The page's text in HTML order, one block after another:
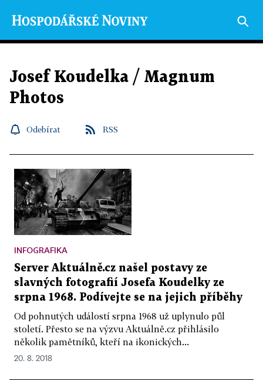
Josef Koudelka / Magnum
Photos
Odebírat RSS
INFOGRAFIKA
Server Aktuálně.cz našel postavy ze
slavných fotografií Josefa Koudelky ze
srpna 1968. Podívejte se na jejich příběhy
Od pohnutých událostí srpna 1968 už uplynulo půl
století. Přesto se na výzvu Aktuálně.cz přihlásilo
několik pamětníků, kteří na ikonických...
20. 8. 2018